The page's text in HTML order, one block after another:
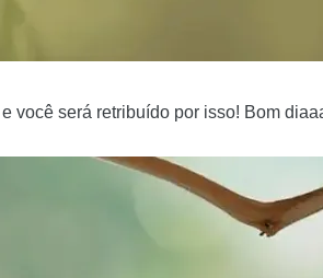
você será retribuído por isso! Bom